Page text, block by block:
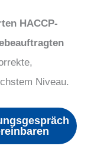
HACCP-
Niveau.